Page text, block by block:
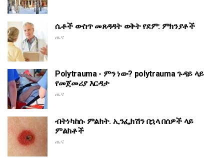
ሴቶች ውስጥ መጸዳዳት ወቅት የደም: ምክንያቶች
ጤና
Polytrauma - ምን ነው? polytrauma ጉዳይ ላይ
የመጀመሪያ እርዳታ
ጤና
ብትነካከሱ ምልክት. ኢንፌክሽን በኋላ በሰዎች ላይ
ምልክቶች
ጤና